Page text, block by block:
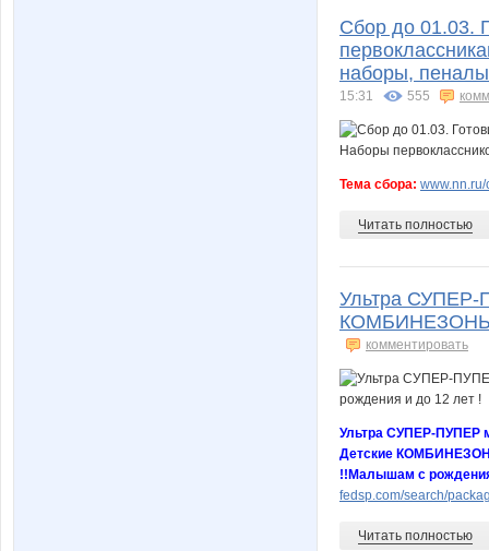
Сбор до 01.03.
наборы,
15:31 555
Тема сбора:
Читать полностью
Ультра
КОМБИНЕЗОНЫ.
комментировать
Ультра СУПЕР-ПУПЕР
Детские
!!Малышам с
fedsp.com/search/
Читать полностью